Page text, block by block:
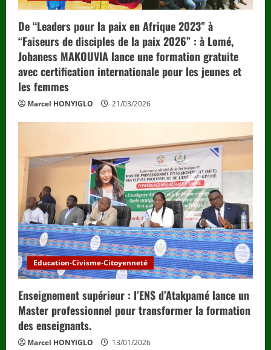
De “Leaders pour la paix en Afrique 2023” à
“Faiseurs de disciples de la paix 2026” : à Lomé,
Johaness MAKOUVIA lance une formation gratuite
avec certification internationale pour les jeunes et
les femmes
Marcel HONYIGLO 21/03/2026
Education-Civisme-Citoyenneté
Enseignement supérieur : l’ENS d’Atakpamé lance un
Master professionnel pour transformer la formation
des enseignants.
Marcel HONYIGLO 13/01/2026